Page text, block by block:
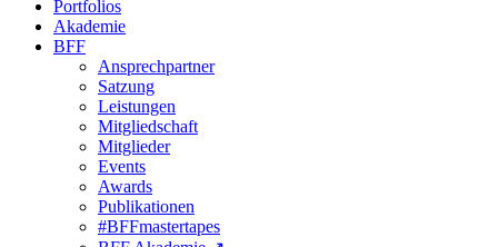
Portfolios
Akademie
BFF
Ansprechpartner
Satzung
Leistungen
Mitgliedschaft
Mitglieder
Events
Awards
Publikationen
#BFFmastertapes